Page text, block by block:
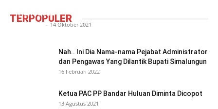
TERPOPULER
Pancasila
- 14 Oktober 2021
Nah.. Ini Dia Nama-nama Pejabat Administrator
dan Pengawas Yang Dilantik Bupati Simalungun
16 Februari 2022
Ketua PAC PP Bandar Huluan Diminta Dicopot
13 Agustus 2021